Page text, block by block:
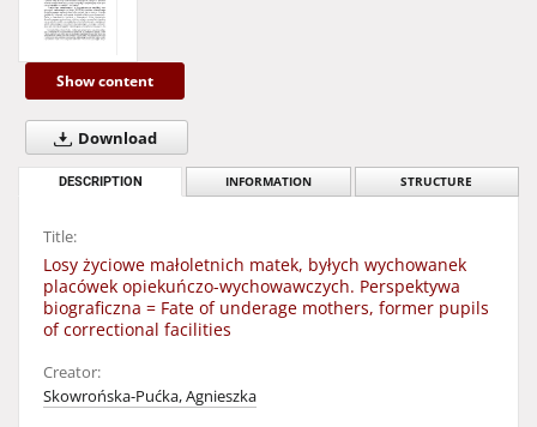
Show content
Download
DESCRIPTION INFORMATION STRUCTURE
Title:
Losy życiowe małoletnich matek, byłych wychowanek
placówek opiekuńczo-wychowawczych. Perspektywa
biograficzna = Fate of underage mothers, former pupils
of correctional facilities
Creator:
Skowrońska-Pućka, Agnieszka